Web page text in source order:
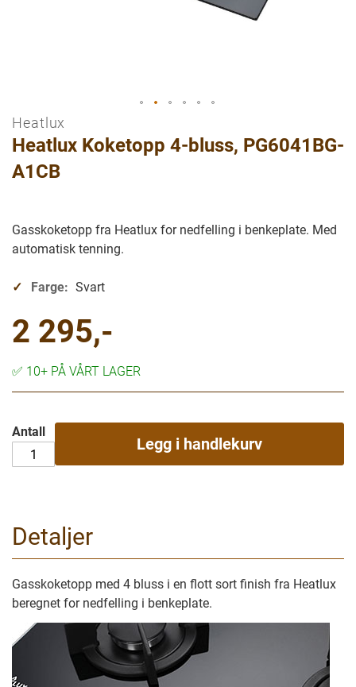
Gå
til
begynnelsen
av
Heatlux
Heatlux Koketopp 4-bluss, PG6041BG-
A1CB
Gasskoketopp fra Heatlux for nedfelling i benkeplate. Med
automatisk tenning.
Farge: Svart
2 295,-
✅ 10+ PÅ VÅRT LAGER
Antall
Legg i handlekurv
Detaljer
Gasskoketopp med 4 bluss i en flott sort finish fra Heatlux
beregnet for nedfelling i benkeplate.